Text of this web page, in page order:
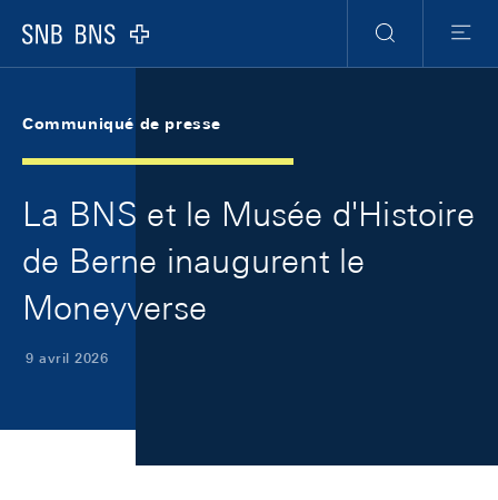
Logo
RechercheMenu
Communiqué de presse
La BNS et le Musée d'Histoire
de Berne inaugurent le
Moneyverse
9 avril 2026